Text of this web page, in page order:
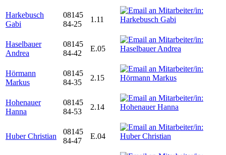
Harkebusch
Gabi
08145
84-25
1.11
Haselbauer
Andrea
08145
84-42
E.05
Hörmann
Markus
08145
84-35
2.15
Hohenauer
Hanna
08145
84-53
2.14
Huber Christian
08145
84-47
E.04